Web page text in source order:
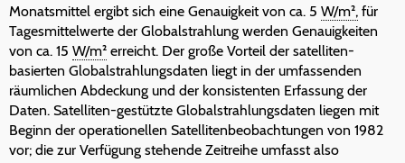
Monatsmittel ergibt sich eine Genauigkeit von ca. 5 W/m², für
Tagesmittelwerte der Globalstrahlung werden Genauigkeiten
von ca. 15 W/m² erreicht. Der große Vorteil der satelliten-
basierten Globalstrahlungsdaten liegt in der umfassenden
räumlichen Abdeckung und der konsistenten Erfassung der
Daten. Satelliten-gestützte Globalstrahlungsdaten liegen mit
Beginn der operationellen Satellitenbeobachtungen von 1982
vor; die zur Verfügung stehende Zeitreihe umfasst also